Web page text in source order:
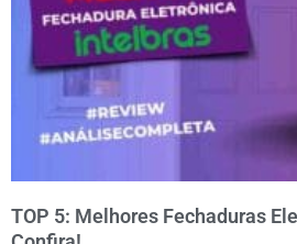
TOP 5: Melhores Fechaduras